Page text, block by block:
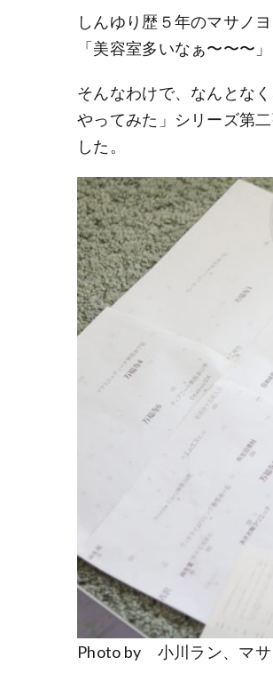
しんゆり歴５年のマサノ
「美容室多いなぁ〜〜〜
そんなわけで、なんとな
やってみた」シリーズ第
した。
Photo by 小川ラン、マサ